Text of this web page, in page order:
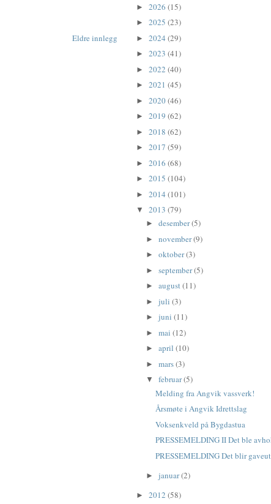
Eldre innlegg
► 2026 (15)
► 2025 (23)
► 2024 (29)
► 2023 (41)
► 2022 (40)
► 2021 (45)
► 2020(46)
► 2019 (62)
► 2018 (62)
► 2017 (59)
► 2016 (68)
► 2015 (104)
► 2014 (101)
▼ 2013 (79)
► desember(5)
► november(9)
► oktober(3)
► september(5)
► august(11)
► juli (3)
► juni (11)
► mai (12)
► april (10)
► mars(3)
▼ februar(5)
Melding fra Angvik vassverk!
Årsmøte i Angvik Idrettslag
Voksenkveld på Bygdastua
PRESSEMELDING II Det ble
PRESSEMELDING Det blir
► januar(2)
► 2012 (58)